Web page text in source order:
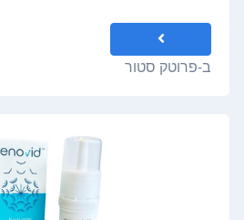
ב-פרוטק סטור